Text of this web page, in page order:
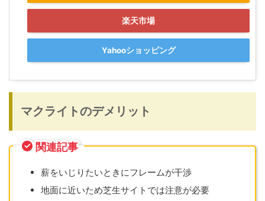
楽天市場
Yahooショッピング
マクライトのデメリット
関連記事
薪をいじりたいときにフレームが干渉
地面に近いため芝生サイトでは注意が必要